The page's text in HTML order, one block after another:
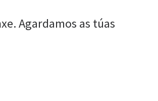
Agardamos as túas